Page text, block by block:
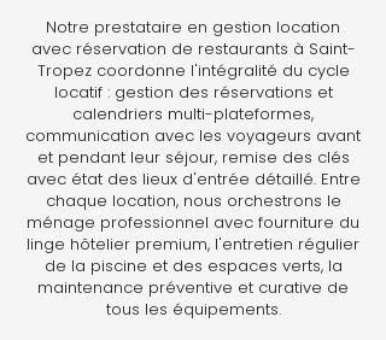
Notre prestataire en gestion location
avec réservation de restaurants à Saint-
Tropez coordonne l'intégralité du cycle
locatif : gestion des réservations et
calendriers multi-plateformes,
communication avec les voyageurs avant
et pendant leur séjour, remise des clés
avec état des lieux d'entrée détaillé. Entre
chaque location, nous orchestrons le
ménage professionnel avec fourniture du
linge hôtelier premium, l'entretien régulier
de la piscine et des espaces verts, la
maintenance préventive et curative de
tous les équipements.